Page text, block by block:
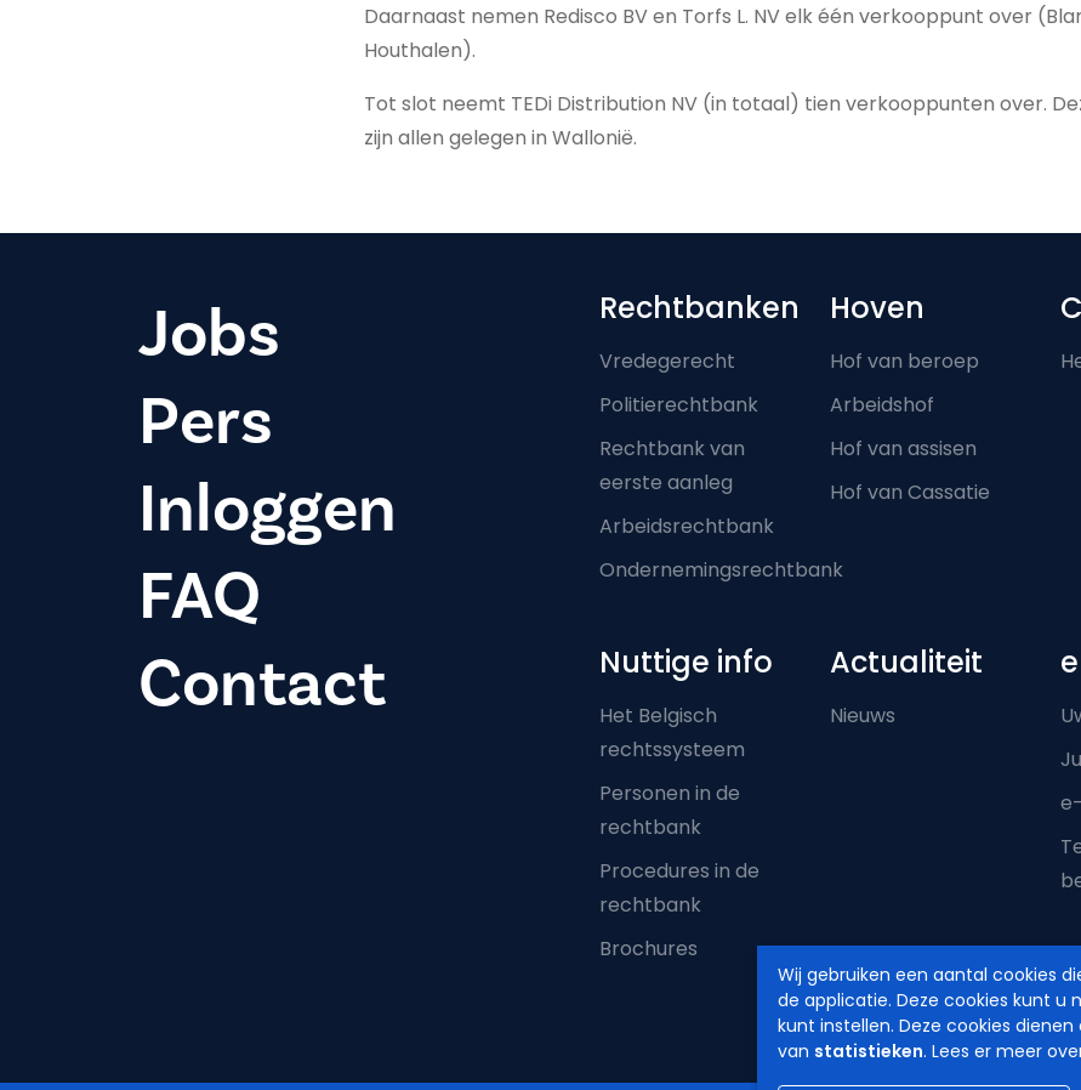
Wij gebruiken een aantal cookies
de applicatie. Deze cookies kunt u
kunt instellen. Deze cookies
van statistieken. Lees er meer
Daarnaast nemen Redisco BV en Torfs L. NV elk één verkooppunt over
Houthalen).
Tot slot neemt TEDi Distribution NV (in totaal) tien verkooppunten over.
zijn allen gelegen in Wallonië.
Jobs
Pers
Inloggen
FAQ
Contact
Footer-menu
Rechtbanken
Vredegerecht
Politierechtbank
Rechtbank van
eerste aanleg
Arbeidsrechtbank
Ondernemingsrechtbank
Hoven
Hof van beroep
Arbeidshof
Hof van assisen
Hof van Cassatie
Nuttige info
Het Belgisch
rechtssysteem
Personen in de
rechtbank
Procedures in de
rechtbank
Brochures
Actualiteit
Nieuws